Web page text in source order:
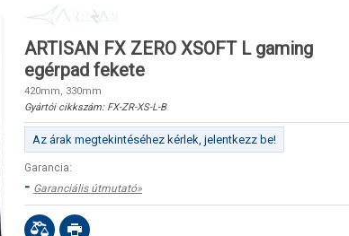
ARTISAN FX ZERO XSOFT L gaming
egérpad fekete
420mm, 330mm
Gyártói cikkszám: FX-ZR-XS-L-B
Az árak megtekintéséhez kérlek, jelentkezz be!
Garancia:
- Garanciális útmutató»